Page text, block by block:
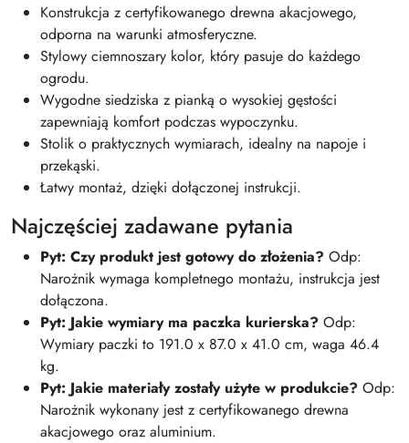
Konstrukcja z certyfikowanego drewna akacjowego,
odporna na warunki atmosferyczne.
Stylowy ciemnoszary kolor, który pasuje do każdego
ogrodu.
Wygodne siedziska z pianką o wysokiej gęstości
zapewniają komfort podczas wypoczynku.
Stolik o praktycznych wymiarach, idealny na napoje i
przekąski.
Łatwy montaż, dzięki dołączonej instrukcji.
Najczęściej zadawane pytania
Pyt: Czy produkt jest gotowy do złożenia? Odp:
Narożnik wymaga kompletnego montażu, instrukcja jest
dołączona.
Pyt: Jakie wymiary ma paczka kurierska? Odp:
Wymiary paczki to 191.0 x 87.0 x 41.0 cm, waga 46.4
kg.
Pyt: Jakie materiały zostały użyte w produkcie? Odp:
Narożnik wykonany jest z certyfikowanego drewna
akacjowego oraz aluminium.